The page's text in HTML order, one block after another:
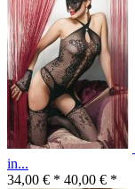
in...
34,00 € * 40,00 € *